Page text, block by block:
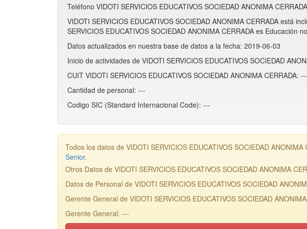
Teléfono VIDOTI SERVICIOS EDUCATIVOS SOCIEDAD ANONIMA
VIDOTI SERVICIOS EDUCATIVOS SOCIEDAD ANONIMA CERRADA está
SERVICIOS EDUCATIVOS SOCIEDAD ANONIMA CERRADA es Educación
Datos actualizados en nuestra base de datos a la fecha: 2019-06-03
Inicio de actividades de VIDOTI SERVICIOS EDUCATIVOS SOCIEDAD
CUIT VIDOTI SERVICIOS EDUCATIVOS SOCIEDAD ANONIMA CERRADA: ---
Cantidad de personal: ---
Codigo SIC (Standard Internacional Code): ---
Todos los datos de VIDOTI SERVICIOS EDUCATIVOS SOCIEDAD
Senior.
Otros Datos de VIDOTI SERVICIOS EDUCATIVOS SOCIEDAD ANONIMA
Datos de Personal de VIDOTI SERVICIOS EDUCATIVOS SOCIEDAD
Gerente General de VIDOTI SERVICIOS EDUCATIVOS SOCIEDAD
Gerente General: ---